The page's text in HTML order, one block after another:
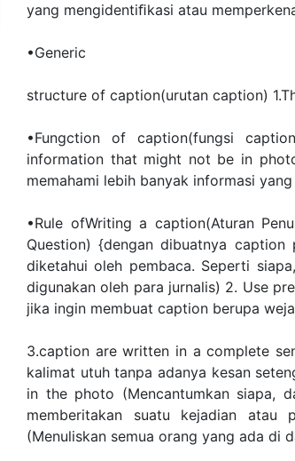
yang mengidentiﬁkasi atau
•Generic
structure of caption(urutan caption)
•Fungction of caption(fungsi
information that might not be in
memahami lebih banyak informasi
•Rule ofWriting a caption(Aturan
Question) {dengan dibuatnya
diketahui oleh pembaca. Seperti
digunakan oleh para jurnalis) 2. Use
jika ingin membuat caption berupa
3.caption are written in a complete
kalimat utuh tanpa adanya kesan
in the photo (Mencantumkan siapa,
memberitakan suatu kejadian
(Menuliskan semua orang yang ada di